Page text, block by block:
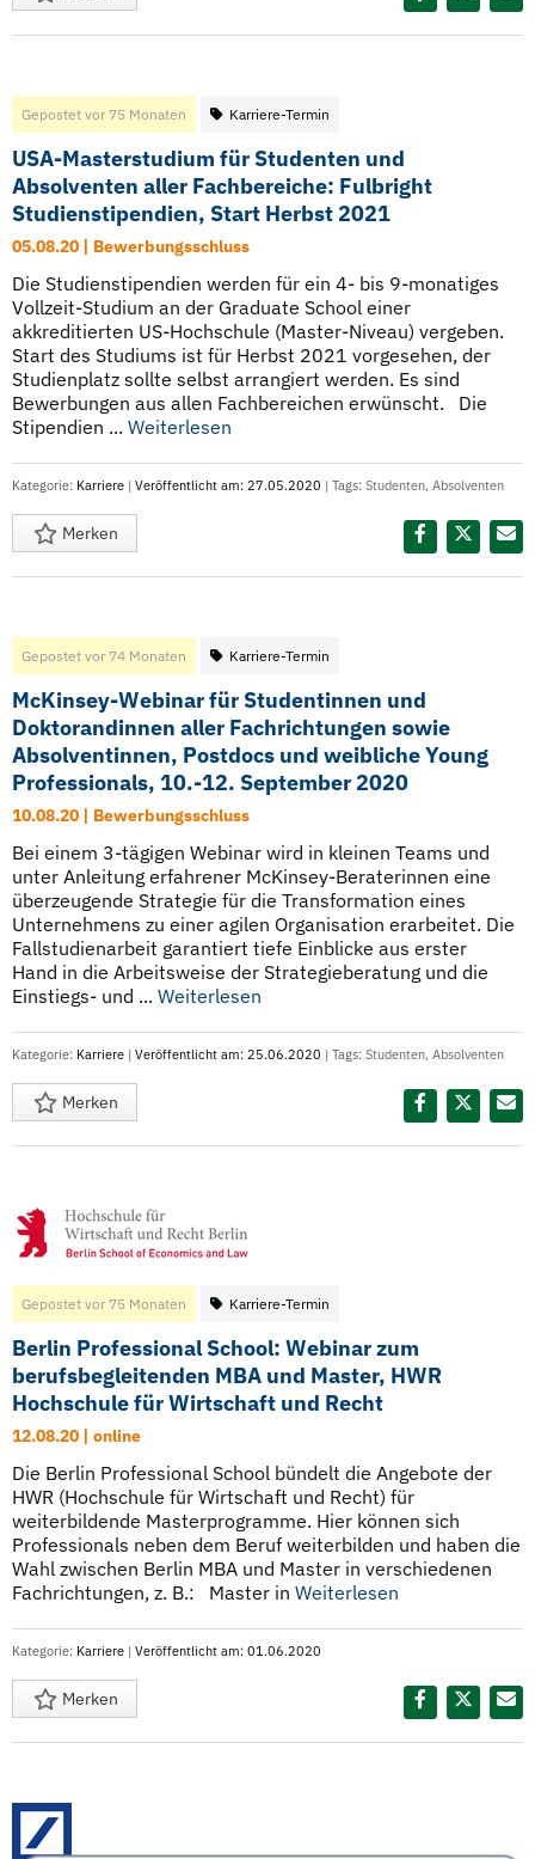
Gepostet vor 75 Monaten Karriere-Termin
USA-Masterstudium für Studenten und
Absolventen aller Fachbereiche: Fulbright
Studienstipendien, Start Herbst 2021
05.08.20 | Bewerbungsschluss
Die Studienstipendien werden für ein 4- bis 9-monatiges
Vollzeit-Studium an der Graduate School einer
akkreditierten US-Hochschule (Master-Niveau) vergeben.
Start des Studiums ist für Herbst 2021 vorgesehen, der
Studienplatz sollte selbst arrangiert werden. Es sind
Bewerbungen aus allen Fachbereichen erwünscht. Die
Stipendien ... Weiterlesen
Kategorie: Karriere | Veröffentlicht am: 27.05.2020 | Tags: Studenten, Absolventen
Merken
Gepostet vor 74 Monaten Karriere-Termin
McKinsey-Webinar für Studentinnen und
Doktorandinnen aller Fachrichtungen sowie
Absolventinnen, Postdocs und weibliche Young
Professionals, 10.-12. September 2020
10.08.20 | Bewerbungsschluss
Bei einem 3-tägigen Webinar wird in kleinen Teams und
unter Anleitung erfahrener McKinsey-Beraterinnen eine
überzeugende Strategie für die Transformation eines
Unternehmens zu einer agilen Organisation erarbeitet. Die
Fallstudienarbeit garantiert tiefe Einblicke aus erster
Hand in die Arbeitsweise der Strategieberatung und die
Einstiegs- und ... Weiterlesen
Kategorie: Karriere | Veröffentlicht am: 25.06.2020 | Tags: Studenten, Absolventen
Merken
Gepostet vor 75 Monaten Karriere-Termin
Berlin Professional School: Webinar zum
berufsbegleitenden MBA und Master, HWR
Hochschule für Wirtschaft und Recht
12.08.20 | online
Die Berlin Professional School bündelt die Angebote der
HWR (Hochschule für Wirtschaft und Recht) für
weiterbildende Masterprogramme. Hier können sich
Professionals neben dem Beruf weiterbilden und haben die
Wahl zwischen Berlin MBA und Master in verschiedenen
Fachrichtungen, z. B.: Master in Weiterlesen
Kategorie: Karriere | Veröffentlicht am: 01.06.2020
Merken